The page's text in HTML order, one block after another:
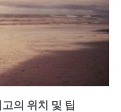
의 위치 및 팁